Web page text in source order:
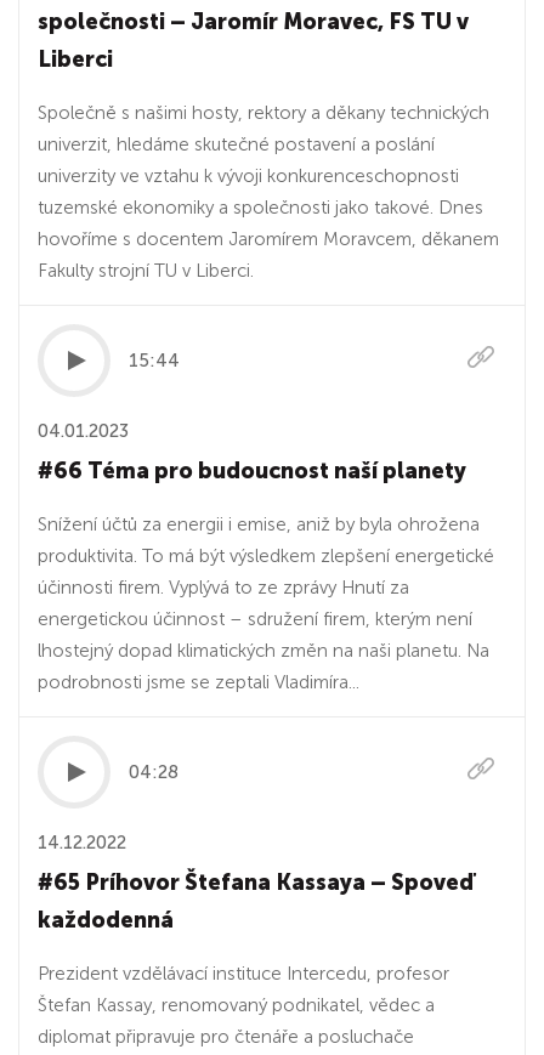
společnosti – Jaromír Moravec, FS TU v
Liberci
Společně s našimi hosty, rektory a děkany technických
univerzit, hledáme skutečné postavení a poslání
univerzity ve vztahu k vývoji konkurenceschopnosti
tuzemské ekonomiky a společnosti jako takové. Dnes
hovoříme s docentem Jaromírem Moravcem, děkanem
Fakulty strojní TU v Liberci.
15:44
04.01.2023
#66 Téma pro budoucnost naší planety
Snížení účtů za energii i emise, aniž by byla ohrožena
produktivita. To má být výsledkem zlepšení energetické
účinnosti firem. Vyplývá to ze zprávy Hnutí za
energetickou účinnost – sdružení firem, kterým není
lhostejný dopad klimatických změn na naši planetu. Na
podrobnosti jsme se zeptali Vladimíra...
04:28
14.12.2022
#65 Príhovor Štefana Kassaya – Spoveď
každodenná
Prezident vzdělávací instituce Intercedu, profesor
Štefan Kassay, renomovaný podnikatel, vědec a
diplomat připravuje pro čtenáře a posluchače